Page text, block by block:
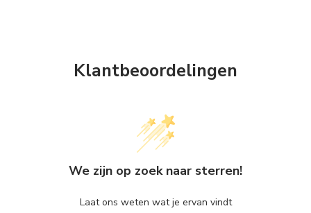
Klantbeoordelingen
We zijn op zoek naar sterren!
Laat ons weten wat je ervan vindt